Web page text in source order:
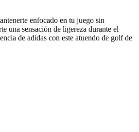
enfocado en tu juego sin
una sensación de ligereza durante el
de adidas con este atuendo de golf de